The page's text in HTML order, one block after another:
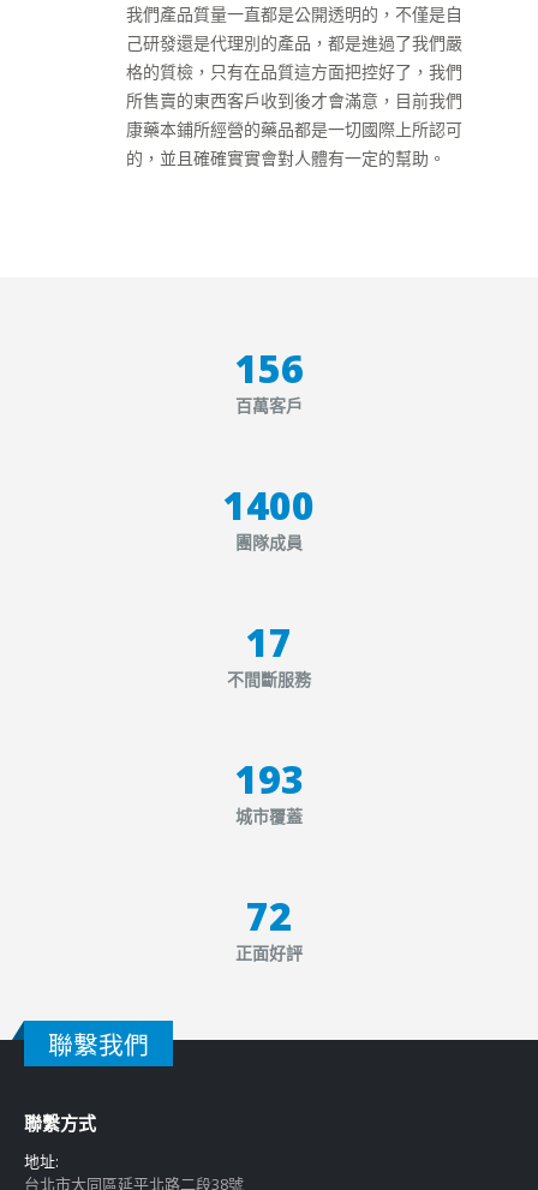
我們產品質量一直都是公開透明的，不僅是自
己研發還是代理別的產品，都是進過了我們嚴
格的質檢，只有在品質這方面把控好了，我們
所售賣的東西客戶收到後才會滿意，目前我們
康藥本鋪所經營的藥品都是一切國際上所認可
的，並且確確實實會對人體有一定的幫助。
180
百萬客戶
1620
團隊成員
20
不間斷服務
225
城市覆蓋
84
正面好評
聯繫我們
聯繫方式
地址:
台北市大同區延平北路二段38號